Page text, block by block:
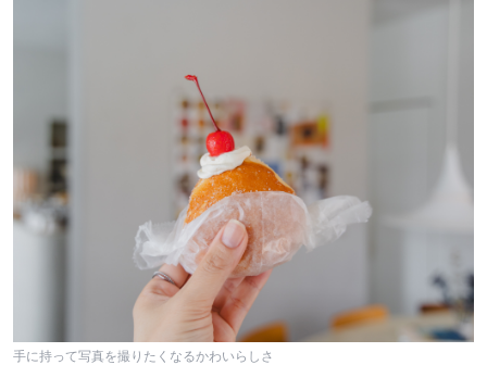
手に持って写真を撮りたくなるかわいらしさ